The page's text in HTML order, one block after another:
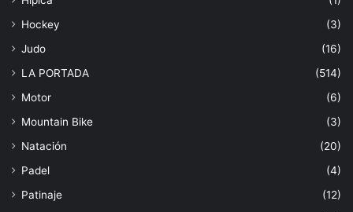
Hockey
(3)
Judo
(16)
LA PORTADA
(514)
Motor
(6)
Mountain Bike
(3)
Natación
(20)
Padel
(4)
Patinaje
(12)